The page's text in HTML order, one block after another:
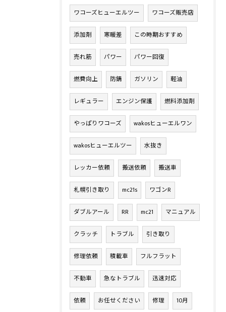
ワコーズヒューエルツー ワコーズ販売店
添加剤 寒暖差 この時期おすすめ
売れ筋 パワー パワー回復
燃費向上 防錆 ガソリン 軽油
レギュラー エンジン保護 燃料添加剤
やっぱりワコーズ wakosヒューエルワン
wakosヒューエルツー 水抜き
レッカー依頼 搬送依頼 搬送車
札幌引き取り mc21s ワゴンR
ダブルアール RR mc21 マニュアル
クラッチ トラブル 引き取り
修理依頼 積載車 フルフラット
不動車 急なトラブル 迅速対応
依頼 お任せください 修理 10月